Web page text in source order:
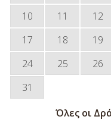
10
11 12
17
18 19
24
25 26
31
Όλες οι